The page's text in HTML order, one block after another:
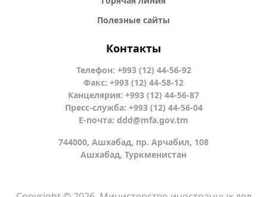
Полезные сайты
Контакты
Телефон: +993 (12) 44-56-92
Факс: +993 (12) 44-58-12
Канцелярия: +993 (12) 44-56-87
Пресс-служба: +993 (12) 44-56-04
Е-почта: ddd@mfa.gov.tm
744000, Ашхабад, пр. Арчабил, 108
Ашхабад, Туркменистан